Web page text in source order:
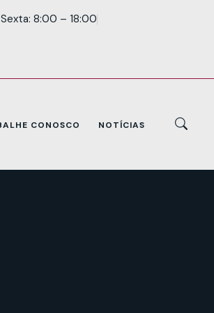
8:00 – 18:00
CONOSCO NOTÍCIAS